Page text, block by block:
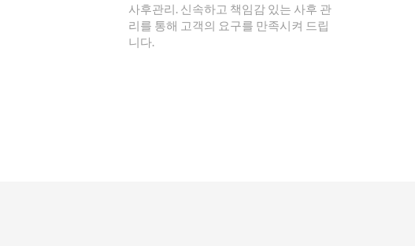
사후관리. 신속하고 책임감 있는 사후 관
리를 통해 고객의 요구를 만족시켜 드립
니다.